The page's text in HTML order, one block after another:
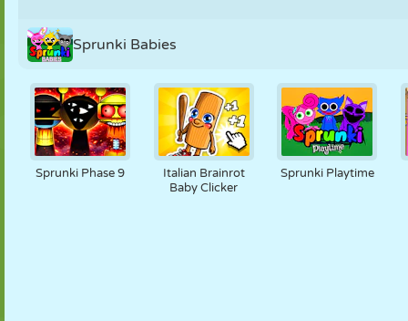
Sprunki Babies
Sprunki Phase 9
Italian Brainrot
Baby Clicker
Sprunki Playtime